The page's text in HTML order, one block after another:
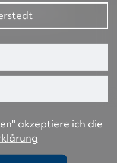
akzeptiere ich die